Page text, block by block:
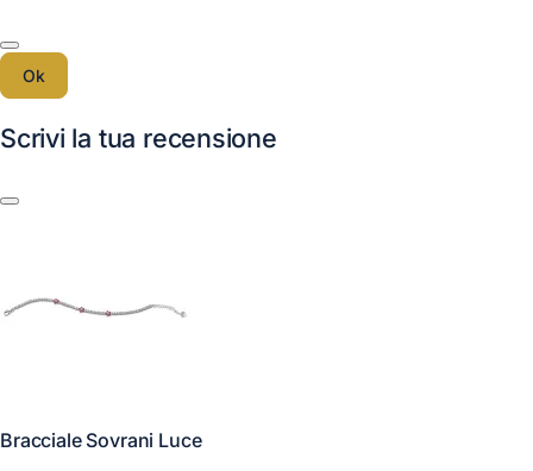
Ok
Scrivi la tua recensione
Bracciale Sovrani Luce